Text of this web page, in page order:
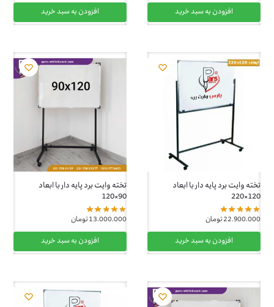
افزودن به سبد خرید افزودن به سبد خرید
تخته وایت برد پایه دار با ابعاد
120×220
22.900.000تومان
افزودن به سبد خرید
تخته وایت برد پایه دار با ابعاد
90×120
13.000.000تومان
افزودن به سبد خرید